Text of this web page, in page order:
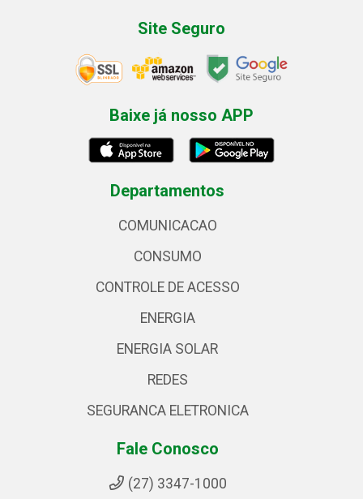
Site Seguro
Baixe já nosso APP
Departamentos
COMUNICACAO
CONSUMO
CONTROLE DE ACESSO
ENERGIA
ENERGIA SOLAR
REDES
SEGURANCA ELETRONICA
Fale Conosco
(27) 3347-1000